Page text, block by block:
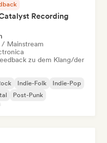
Recording
/ Mainstream
zu dem Klang/der
Indie-Folk
Indie-Pop
Post-Punk